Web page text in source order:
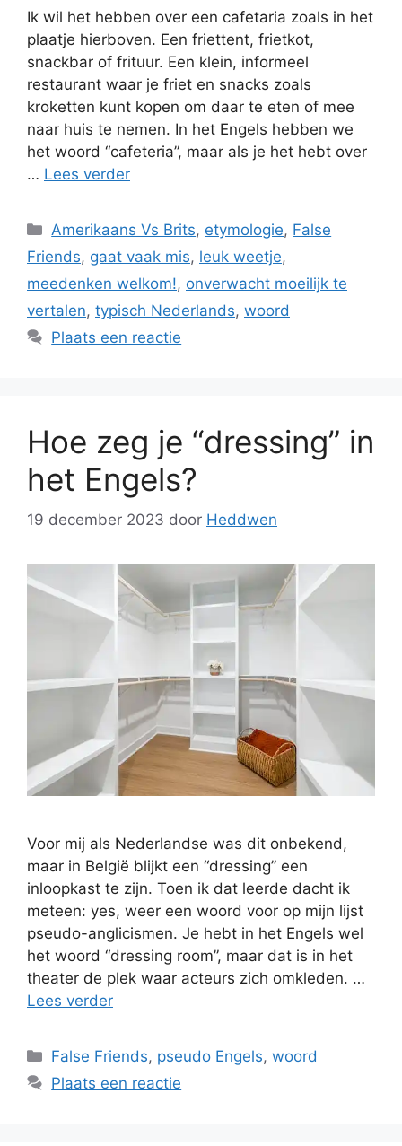
Ik wil het hebben over een cafetaria zoals in het
plaatje hierboven. Een friettent, frietkot,
snackbar of frituur. Een klein, informeel
restaurant waar je friet en snacks zoals
kroketten kunt kopen om daar te eten of mee
naar huis te nemen. In het Engels hebben we
het woord “cafeteria”, maar als je het hebt over
… Lees verder
Categorieën
Amerikaans Vs Brits, etymologie, False
Friends, gaat vaak mis, leuk weetje,
meedenken welkom!, onverwacht moeilijk te
vertalen, typisch Nederlands, woord
Plaats een reactie
Hoe zeg je “dressing” in
het Engels?
19 december 2023 door Heddwen
Voor mij als Nederlandse was dit onbekend,
maar in België blijkt een “dressing” een
inloopkast te zijn. Toen ik dat leerde dacht ik
meteen: yes, weer een woord voor op mijn lijst
pseudo-anglicismen. Je hebt in het Engels wel
het woord “dressing room”, maar dat is in het
theater de plek waar acteurs zich omkleden. …
Lees verder
Categorieën
False Friends, pseudo Engels,woord
Plaats een reactie